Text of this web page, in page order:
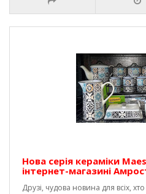
Нова серія кераміки
інтернет-магазині
Друзі, чудова новина для всіх,